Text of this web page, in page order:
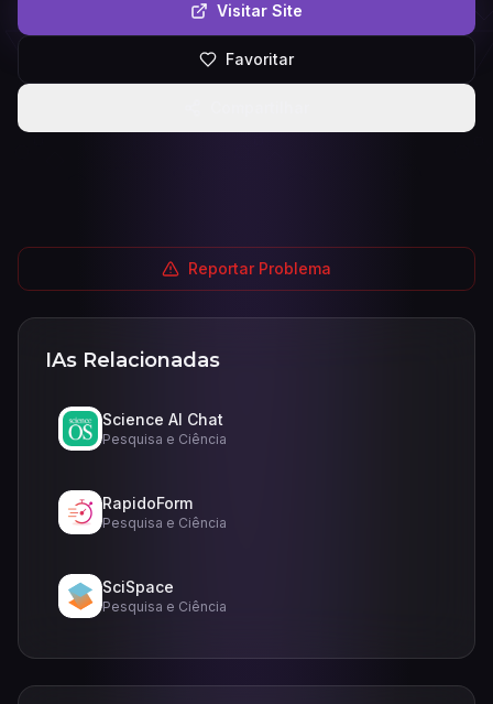
Visitar Site
Favoritar
Reportar Problema
IAs Relacionadas
Science AI Chat
Pesquisa e Ciência
RapidoForm
Pesquisa e Ciência
SciSpace
Pesquisa e Ciência